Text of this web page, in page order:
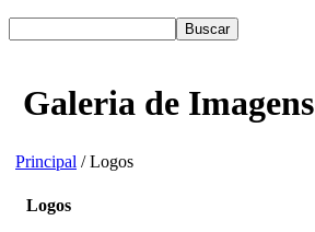
Galeria de Imagens
Principal / Logos
Logos